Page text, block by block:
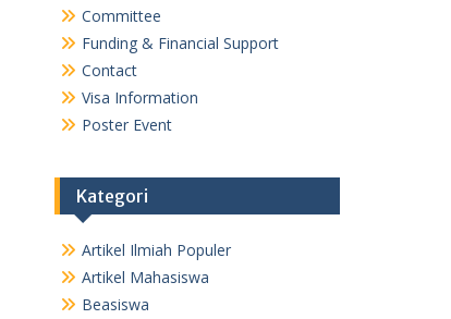
Committee
Funding & Financial Support
Contact
Visa Information
Poster Event
Kategori
Artikel Ilmiah Populer
Artikel Mahasiswa
Beasiswa